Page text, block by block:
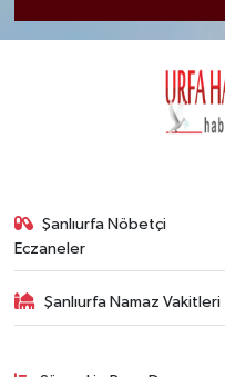
Şanlıurfa Nöbetçi
Eczaneler
Şanlıurfa Namaz Vakitleri